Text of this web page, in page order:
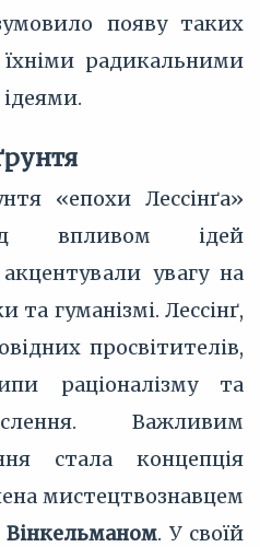
появу таких
їхніми радикальними
«епохи Лессінґа»
впливом ідей
увагу на
та гуманізмі. Лессінґ,
просвітителів,
раціоналізму та
Важливим
стала концепція
мистецтвознавцем
. У своїй